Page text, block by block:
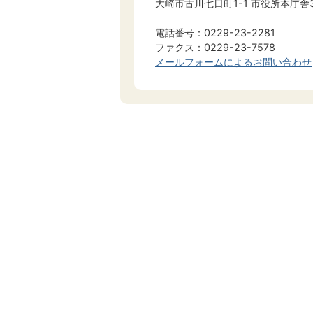
大崎市古川七日町1-1 市役所本庁舎
電話番号：0229-23-2281
ファクス：0229-23-7578
メールフォームによるお問い合わせ